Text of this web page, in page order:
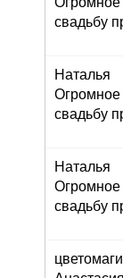
свадьбу
Наталья
Огромное
свадьбу
Наталья
Огромное
свадьбу